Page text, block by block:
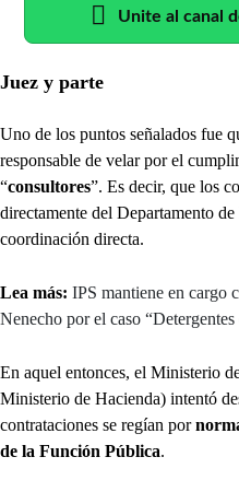
Unite al canal
Juez y parte
Uno de los puntos señalados fue
responsable de velar por el
“consultores”. Es decir, que los
directamente del Departamento
coordinación directa.
Lea más: IPS mantiene en cargo
Nenecho por el caso
En aquel entonces, el Ministerio
Ministerio de Hacienda) intentó
contrataciones se regían por
de la Función Pública.